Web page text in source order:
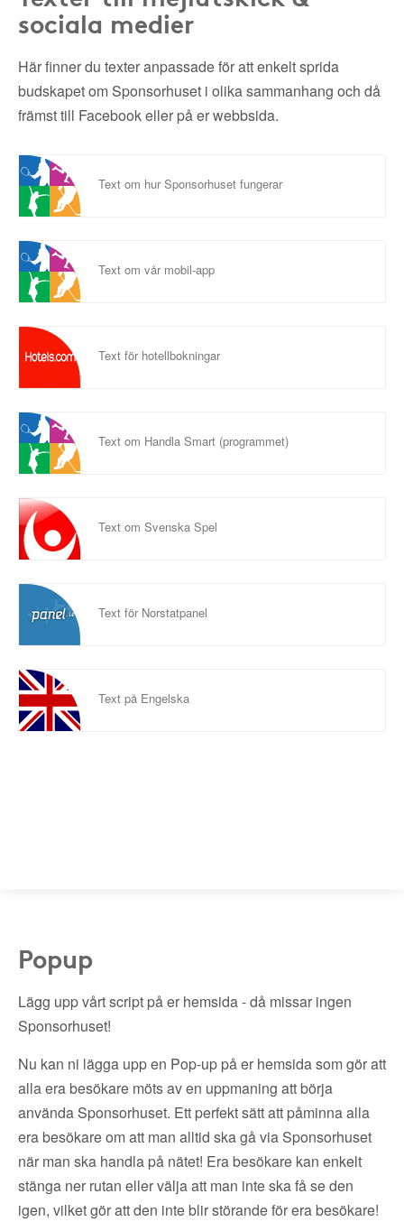
sociala medier
Här finner du texter anpassade för att enkelt sprida
budskapet om Sponsorhuset i olika sammanhang och då
främst till Facebook eller på er webbsida.
Text om hur Sponsorhuset fungerar
Text om vår mobil-app
Text för hotellbokningar
Text om Handla Smart (programmet)
Text om Svenska Spel
Text för Norstatpanel
Text på Engelska
Popup
Lägg upp vårt script på er hemsida - då missar ingen
Sponsorhuset!
Nu kan ni lägga upp en Pop-up på er hemsida som gör att
alla era besökare möts av en uppmaning att börja
använda Sponsorhuset. Ett perfekt sätt att påminna alla
era besökare om att man alltid ska gå via Sponsorhuset
när man ska handla på nätet! Era besökare kan enkelt
stänga ner rutan eller välja att man inte ska få se den
igen, vilket gör att den inte blir störande för era besökare!